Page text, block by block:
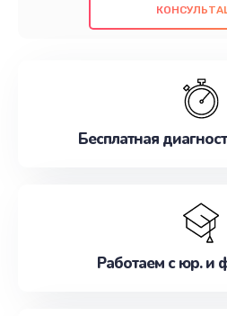
проведенных работ. Наша
наилучшим образом. Не
Бесплатная
Работаем с юр. и